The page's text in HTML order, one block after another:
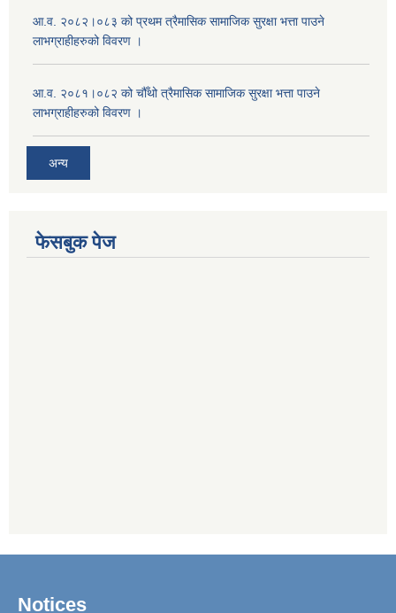
आ.व. २०८२।०८३ को प्रथम त्रैमासिक सामाजिक सुरक्षा भत्ता पाउने
लाभग्राहीहरुको विवरण ।
आ.व. २०८१।०८२ को चौँथो त्रैमासिक सामाजिक सुरक्षा भत्ता पाउने
लाभग्राहीहरुको विवरण ।
अन्य
फेसबुक पेज
Notices